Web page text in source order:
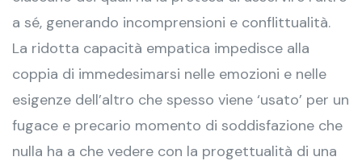
a sé, generando incomprensioni e conflittualità.
La ridotta capacità empatica impedisce alla
coppia di immedesimarsi nelle emozioni e nelle
esigenze dell’altro che spesso viene ‘usato’ per un
fugace e precario momento di soddisfazione che
nulla ha a che vedere con la progettualità di una